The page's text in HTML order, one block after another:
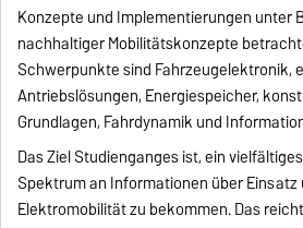
Konzepte und Implementierungen unter
nachhaltiger Mobilitätskonzepte
Schwerpunkte sind Fahrzeugelektronik,
Antriebslösungen, Energiespeicher,
Grundlagen, Fahrdynamik und
Das Ziel Studienganges ist, ein
Spektrum an Informationen über
Elektromobilität zu bekommen. Das